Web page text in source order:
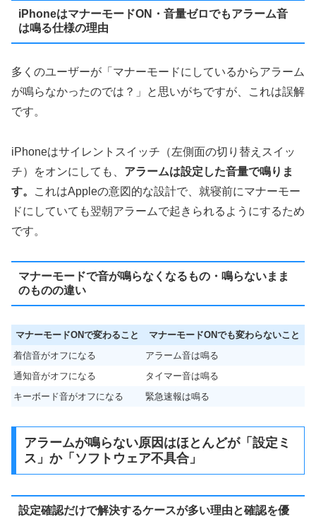
iPhoneはマナーモードON・音量ゼロでもアラーム音
は鳴る仕様の理由
多くのユーザーが「マナーモードにしているからアラーム
が鳴らなかったのでは？」と思いがちですが、これは誤解
です。
iPhoneはサイレントスイッチ（左側面の切り替えスイッ
チ）をオンにしても、 アラームは設定した音量で鳴りま
す。
これはAppleの意図的な設計で、就寝前にマナーモー
ドにしていても翌朝アラームで起きられるようにするため
です。
マナーモードで音が鳴らなくなるもの・鳴らないまま
のものの違い
マナーモードONで変わること
マナーモードONでも変わらないこと
着信音がオフになる
アラーム音は鳴る
通知音がオフになる
タイマー音は鳴る
キーボード音がオフになる
緊急速報は鳴る
アラームが鳴らない原因はほとんどが「設定ミ
ス」か「ソフトウェア不具合」
設定確認だけで解決するケースが多い理由と確認を優